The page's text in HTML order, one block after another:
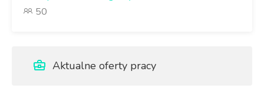
50
Aktualne oferty pracy